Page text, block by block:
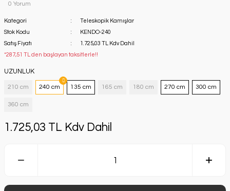
0 Yorum
Kategori
Teleskopik Kamışlar
Stok Kodu
KENDO-240
Satış Fiyatı
1.725,03 TL Kdv Dahil
*287,51 TL den başlayan taksitlerle!!
UZUNLUK
210 cm 240 cm 135 cm 165 cm 180 cm 270 cm 300 cm
360 cm
1.725,03 TL Kdv Dahil